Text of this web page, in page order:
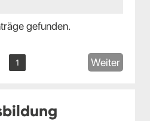
gefunden.
1 Weiter